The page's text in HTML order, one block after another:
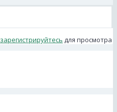
зарегистрируйтесь для просмотра